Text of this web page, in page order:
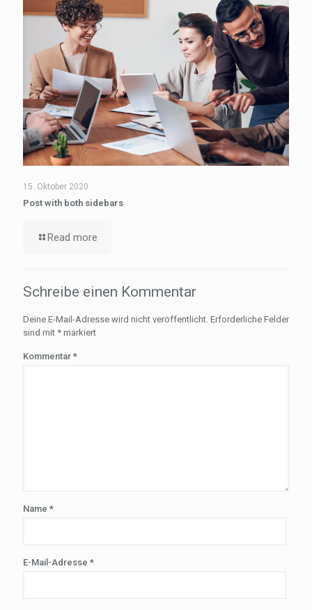
15. Oktober 2020
Post with both sidebars
Read more
Schreibe einen Kommentar
Deine E-Mail-Adresse wird nicht veröffentlicht. Erforderliche Felder
sind mit * markiert
Kommentar *
Name *
E-Mail-Adresse *